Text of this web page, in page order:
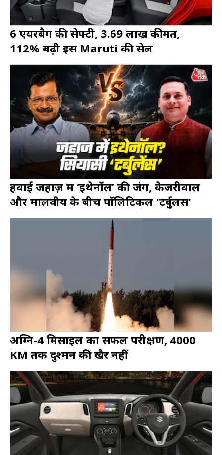
6 एयरबैग की सेफ्टी, 3.69 लाख कीमत,
112% बढ़ी इस Maruti की सेल
हवाई जहाज़ में ‘इथेनॉल’ की जंग, केजरीवाल
और मालवीय के बीच पॉलिटिकल 'टर्बुलेंस'
अग्नि-4 मिसाइल का सफल परीक्षण, 4000
KM तक दुश्मन की खैर नहीं